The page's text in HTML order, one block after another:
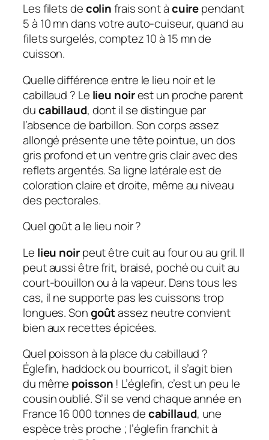
Les filets decolinfrais sont àcuirependant
5 à 10 mn dans votre auto-cuiseur, quand au
filets surgelés, comptez 10 à 15 mn de
cuisson.
Quelle différence entre le lieu noir et le
cabillaud ? Le lieu noirest un proche parent
ducabillaud, dont il se distingue par
l’absence de barbillon. Son corps assez
allongé présente une tête pointue, un dos
gris profond et un ventre gris clair avec des
reflets argentés. Sa ligne latérale est de
coloration claire et droite, même au niveau
des pectorales.
Quel goût a le lieu noir ?
Le lieu noirpeut être cuit au four ou au gril. Il
peut aussi être frit, braisé, poché ou cuit au
court-bouillon ou à la vapeur. Dans tous les
cas, il ne supporte pas les cuissons trop
longues. Songoûtassez neutre convient
bien aux recettes épicées.
Quel poisson à la place du cabillaud ?
Églefin, haddock ou bourricot, il s’agit bien
du même poisson ! L’églefin, c’est un peu le
cousin oublié. S’il se vend chaque année en
France 16 000 tonnes decabillaud, une
espèce très proche ; l’églefin franchit à